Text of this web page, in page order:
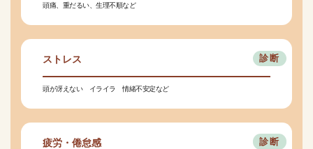
頭痛、重だるい、生理不順など
ストレス
頭が冴えない イライラ 情緒不安定など
疲労・倦怠感